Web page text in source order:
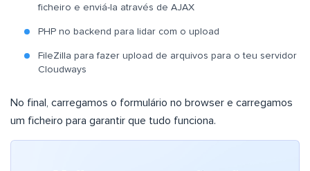
ficheiro e enviá-la através de AJAX
PHP no backend para lidar com o upload
FileZilla para fazer upload de arquivos para o teu servidor
Cloudways
No final, carregamos o formulário no browser e carregamos
um ficheiro para garantir que tudo funciona.